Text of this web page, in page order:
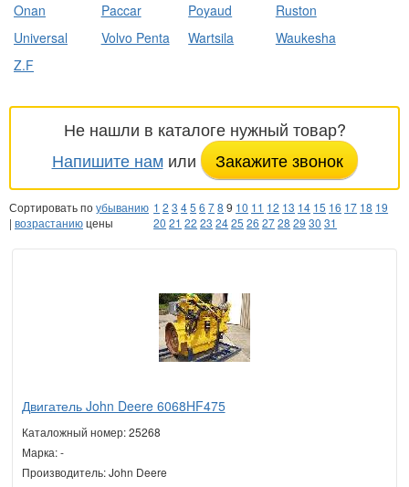
Onan
Paccar Poyaud
Ruston
Universal
Volvo Penta Wartsila
Waukesha
Z.F
Не нашли в каталоге нужный товар?
Напишите намили Закажите звонок
Сортировать поубыванию
| возрастаниюцены
1 2 3 45 6 78 9 10 11 12 13 14 15 16 17 18 19
20 21 22 23 2425 26 2728 29 30 31
Двигатель John Deere 6068HF475
Каталожный номер: 25268
Марка: -
Производитель: John Deere